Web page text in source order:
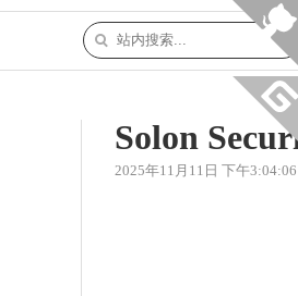
Solon
2025年11月11日 下午3:04:06